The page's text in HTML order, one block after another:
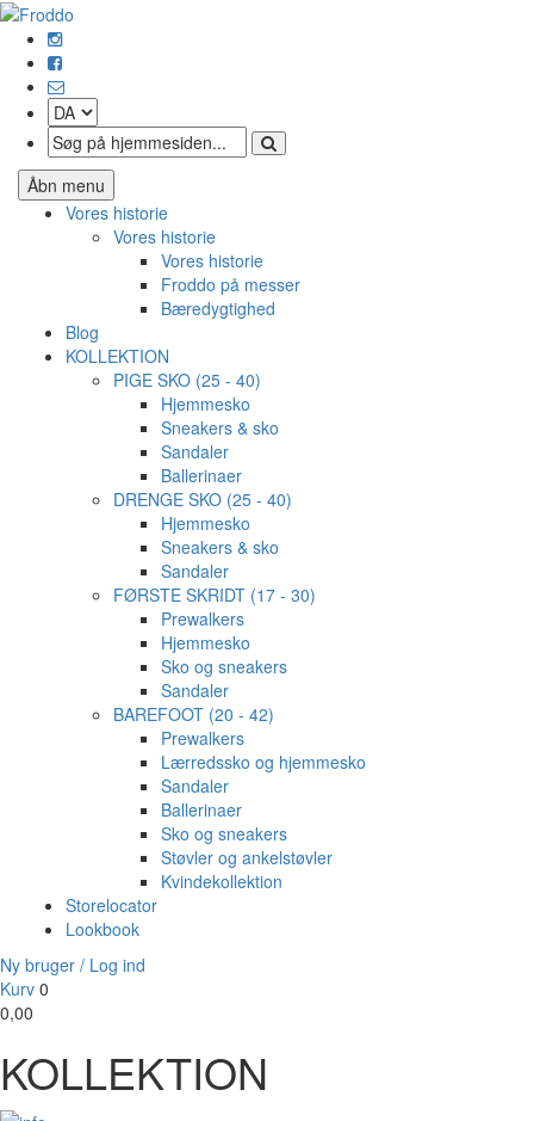
Åbn menu
Vores historie
Vores historie
Vores historie
Froddo på messer
Bæredygtighed
Blog
KOLLEKTION
PIGE SKO (25 - 40)
Hjemmesko
Sneakers & sko
Sandaler
Ballerinaer
DRENGE SKO (25 - 40)
Hjemmesko
Sneakers & sko
Sandaler
FØRSTE SKRIDT (17 - 30)
Prewalkers
Hjemmesko
Sko og sneakers
Sandaler
BAREFOOT (20 - 42)
Prewalkers
Lærredssko og hjemmesko
Sandaler
Ballerinaer
Sko og sneakers
Støvler og ankelstøvler
Kvindekollektion
Storelocator
Lookbook
Ny bruger / Log ind
Kurv 0
0,00
KOLLEKTION